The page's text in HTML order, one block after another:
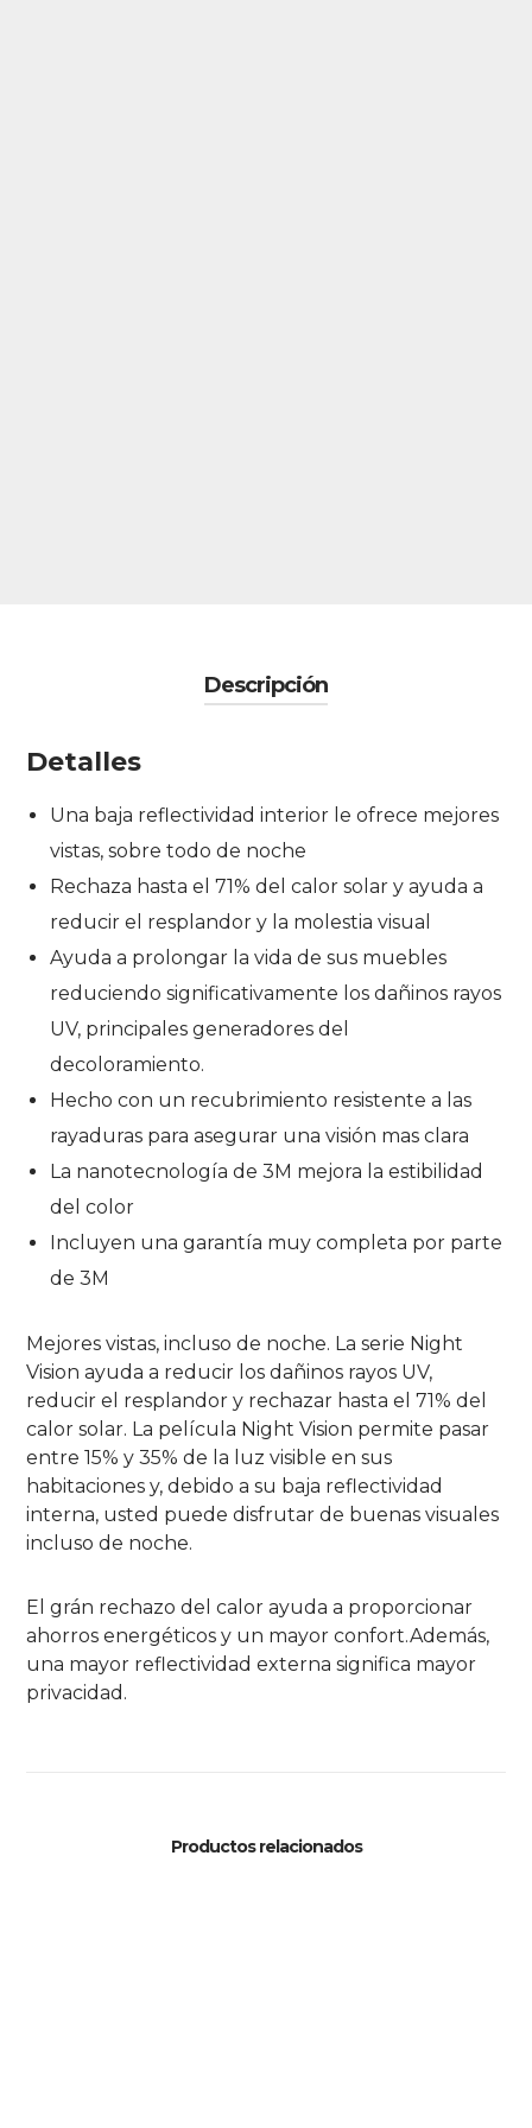
Descripción
Detalles
Una baja reflectividad interior le ofrece mejores
vistas, sobre todo de noche
Rechaza hasta el 71% del calor solar y ayuda a
reducir el resplandor y la molestia visual
Ayuda a prolongar la vida de sus muebles
reduciendo significativamente los dañinos rayos
UV, principales generadores del
decoloramiento.
Hecho con un recubrimiento resistente a las
rayaduras para asegurar una visión mas clara
La nanotecnología de 3M mejora la estibilidad
del color
Incluyen una garantía muy completa por parte
de 3M
Mejores vistas, incluso de noche. La serie Night
Vision ayuda a reducir los dañinos rayos UV,
reducir el resplandor y rechazar hasta el 71% del
calor solar. La película Night Vision permite pasar
entre 15% y 35% de la luz visible en sus
habitaciones y, debido a su baja reflectividad
interna, usted puede disfrutar de buenas visuales
incluso de noche.
El grán rechazo del calor ayuda a proporcionar
ahorros energéticos y un mayor confort.Además,
una mayor reflectividad externa significa mayor
privacidad.
Productos relacionados